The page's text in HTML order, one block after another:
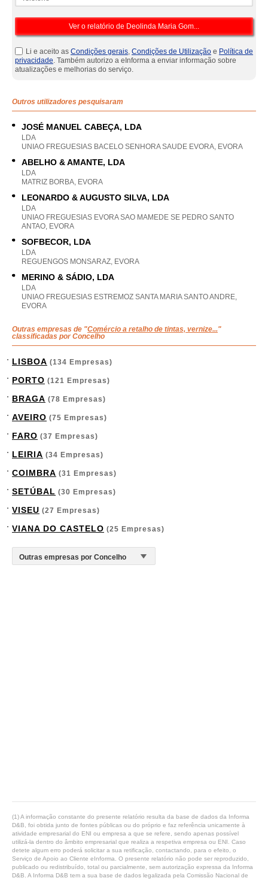
Li e aceito as Condições gerais, Condições de Utilização e Política de
privacidade. Também autorizo a eInforma a enviar informação sobre
atualizações e melhorias do serviço.
Outros utilizadores pesquisaram
JOSÉ MANUEL CABEÇA, LDA
LDA
UNIAO FREGUESIAS BACELO SENHORA SAUDE EVORA, EVORA
ABELHO & AMANTE, LDA
LDA
MATRIZ BORBA, EVORA
LEONARDO & AUGUSTO SILVA, LDA
LDA
UNIAO FREGUESIAS EVORA SAO MAMEDE SE PEDRO SANTO
ANTAO, EVORA
SOFBECOR, LDA
LDA
REGUENGOS MONSARAZ, EVORA
MERINO & SÁDIO, LDA
LDA
UNIAO FREGUESIAS ESTREMOZ SANTA MARIA SANTO ANDRE,
EVORA
Outras empresas de "Comércio a retalho de tintas, vernize..."
classificadas por Concelho
LISBOA (134 Empresas)
PORTO (121 Empresas)
BRAGA (78 Empresas)
AVEIRO (75 Empresas)
FARO (37 Empresas)
LEIRIA (34 Empresas)
COIMBRA (31 Empresas)
SETÚBAL (30 Empresas)
VISEU (27 Empresas)
VIANA DO CASTELO (25 Empresas)
(1) A informação constante do presente relatório resulta da base de dados da Informa
D&B, foi obtida junto de fontes públicas ou do próprio e faz referência unicamente à
atividade empresarial do ENI ou empresa a que se refere, sendo apenas possível
utilizá-la dentro do âmbito empresarial que realiza a respetiva empresa ou ENI. Caso
detete algum erro poderá solicitar a sua retificação, contactando, para o efeito, o
Serviço de Apoio ao Cliente eInforma. O presente relatório não pode ser reproduzido,
publicado ou redistribuído, total ou parcialmente, sem autorização expressa da Informa
D&B. A Informa D&B tem a sua base de dados legalizada pela Comissão Nacional de